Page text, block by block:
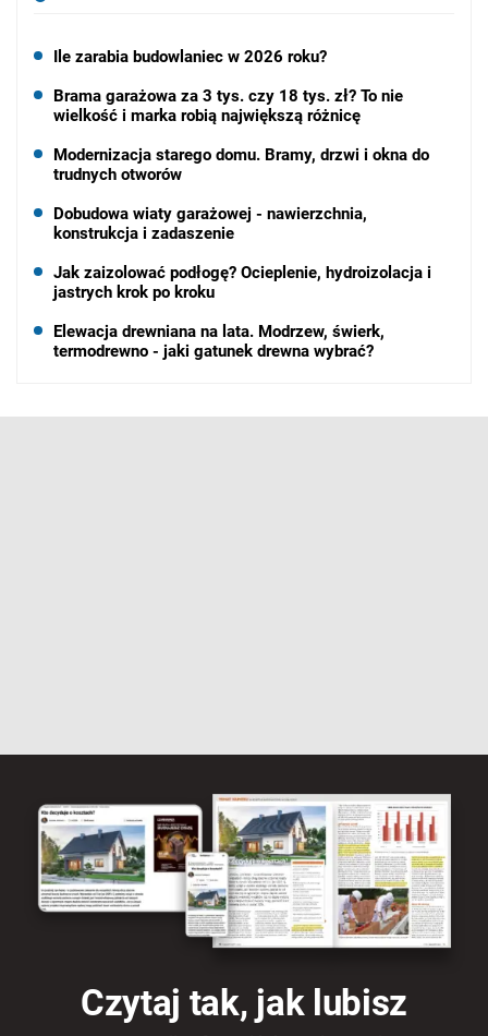
Ile zarabia budowlaniec w 2026 roku?
Brama garażowa za 3 tys. czy 18 tys. zł? To nie
wielkość i marka robią największą różnicę
Modernizacja starego domu. Bramy, drzwi i okna do
trudnych otworów
Dobudowa wiaty garażowej - nawierzchnia,
konstrukcja i zadaszenie
Jak zaizolować podłogę? Ocieplenie, hydroizolacja i
jastrych krok po kroku
Elewacja drewniana na lata. Modrzew, świerk,
termodrewno - jaki gatunek drewna wybrać?
Czytaj tak, jak lubisz